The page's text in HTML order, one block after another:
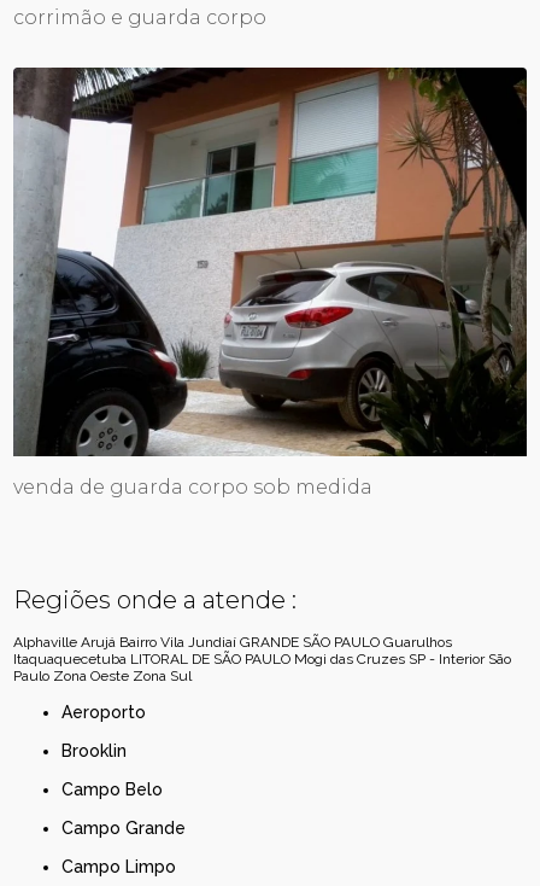
corrimão e guarda corpo
venda de guarda corpo sob medida
Regiões onde a atende :
Alphaville Arujá Bairro Vila Jundiaí GRANDE SÃO PAULO Guarulhos
Itaquaquecetuba LITORAL DE SÃO PAULO Mogi das Cruzes SP - Interior São
Paulo Zona Oeste Zona Sul
Aeroporto
Brooklin
Campo Belo
Campo Grande
Campo Limpo